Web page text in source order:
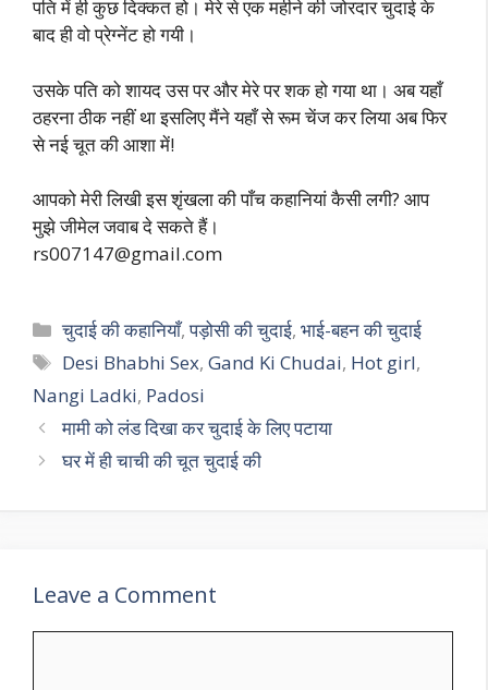
पति में ही कुछ दिक्कत हो। मेरे से एक महीने की जोरदार चुदाई के
बाद ही वो प्रेग्नेंट हो गयी।
उसके पति को शायद उस पर और मेरे पर शक हो गया था। अब यहाँ
ठहरना ठीक नहीं था इसलिए मैंने यहाँ से रूम चेंज कर लिया अब फिर
से नई चूत की आशा में!
आपको मेरी लिखी इस शृंखला की पाँच कहानियां कैसी लगी? आप
मुझे जीमेल जवाब दे सकते हैं।
rs007147@gmail.com
Categories
चुदाई की कहानियाँ,पड़ोसी की चुदाई,भाई-बहन की चुदाई
Tags
Desi Bhabhi Sex,Gand Ki Chudai, Hot girl,
Nangi Ladki, Padosi
मामी को लंड दिखा कर चुदाई के लिए पटाया
घर में ही चाची की चूत चुदाई की
Leave a Comment